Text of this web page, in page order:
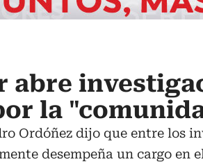
abre
la
Ordóñez dijo que entre los
desempeña un cargo en